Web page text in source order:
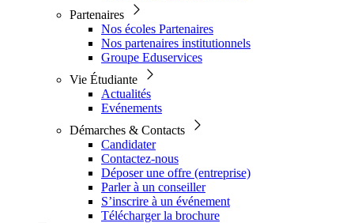
Partenaires
Nos écoles Partenaires
Nos partenaires institutionnels
Groupe Eduservices
Vie Étudiante
Actualités
Evénements
Démarches & Contacts
Candidater
Contactez-nous
Déposer une offre (entreprise)
Parler à un conseiller
S’inscrire à un événement
Télécharger la brochure